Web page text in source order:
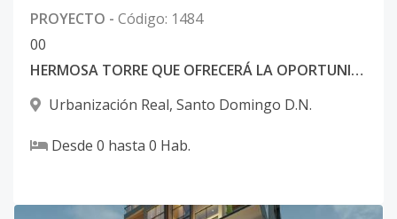
PROYECTO - Código: 1484
00
HERMOSA TORRE QUE OFRECERÁ LA OPORTUNIDAD DE VIVIR EN FAMILIA
Urbanización Real, Santo Domingo D.N.
Desde 0 hasta 0 Hab.